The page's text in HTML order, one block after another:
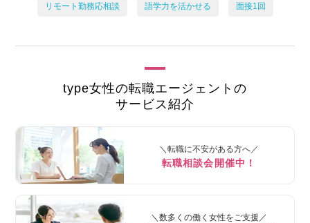
リモート勤務応相談 語学力を活かせる 面接1回
type女性の転職エージェントの
サービス紹介
＼転職に不安がある方へ／
転職相談会開催中！
＼数多くの働く女性をご支援／